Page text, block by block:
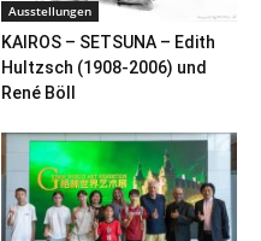
Ausstellungen
KAIROS – SETSUNA – Edith
Hultzsch (1908-2006) und
René Böll